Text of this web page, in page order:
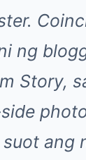
ng
Story,
ang